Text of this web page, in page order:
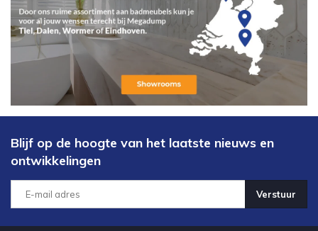
Blijf op de hoogte van het laatste nieuws en
ontwikkelingen
Verstuur